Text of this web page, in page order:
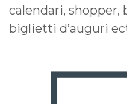
calendari, shopper,
biglietti d’auguri